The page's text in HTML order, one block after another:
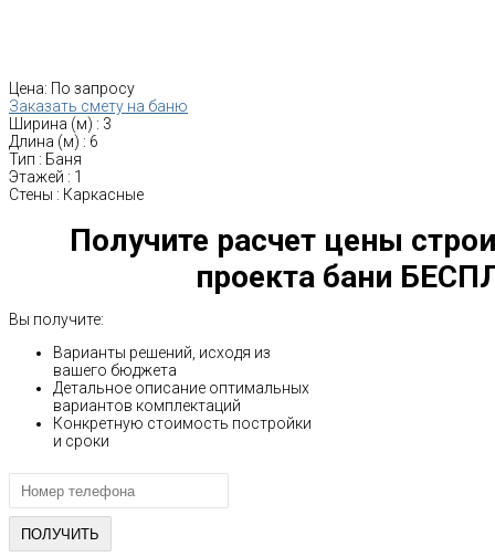
Цена: По запросу
Заказать смету на баню
Ширина (м) : 3
Длина (м) : 6
Тип : Баня
Этажей : 1
Стены : Каркасные
Получите расчет цены
проекта бани
Вы получите:
Варианты решений, исходя из
вашего бюджета
Детальное описание оптимальных
вариантов комплектаций
Конкретную стоимость постройки
и сроки